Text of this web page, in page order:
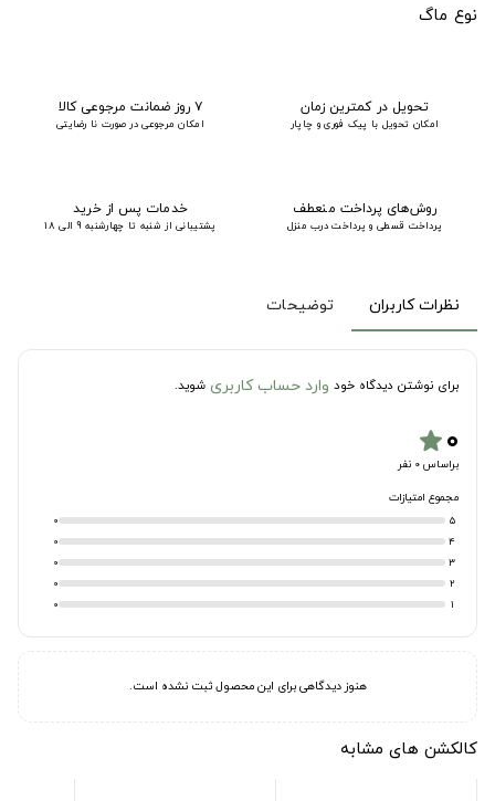
نوع ماگ
تحویل در کمترین زمان
امکان تحویل با پیک فوری و چاپار
۷ روز ضمانت مرجوعی کالا
امکان مرجوعی در صورت نا رضایتی
روش‌های پرداخت منعطف
پرداخت قسطی و پرداخت درب منزل
خدمات پس از خرید
پشتیبانی از شنبه تا چهارشنبه 9 الی 18
نظرات کاربران توضیحات
برای نوشتن دیدگاه خود وارد حساب کاربری شوید.
۰star
براساس 0 نفر
مجموع امتیازات
5
0
4
0
3
0
2
0
1
0
هنوز دیدگاهی برای این محصول ثبت نشده است.
کالکشن های مشابه